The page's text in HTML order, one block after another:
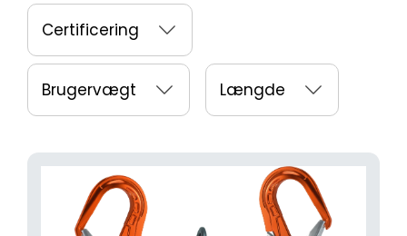
Certificering
Brugervægt Længde